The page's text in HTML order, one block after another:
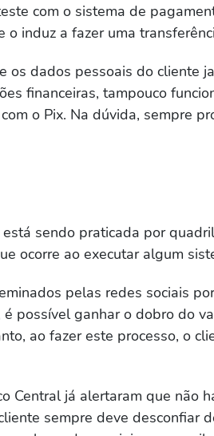
com o sistema de
o induz a fazer uma
os dados pessoais do cliente
financeiras, tampouco
o Pix. Na dúvida, sempre
sendo praticada por
ocorre ao executar algum
pelas redes sociais
é possível ganhar o dobro do
ao fazer este processo, o
Central já alertaram que não
sempre deve desconfiar